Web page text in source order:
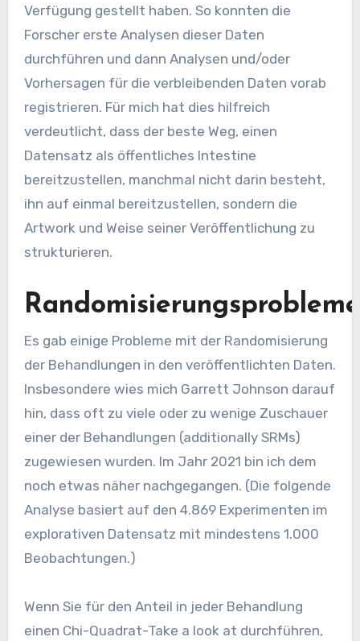
Verfügung gestellt haben. So konnten die
Forscher erste Analysen dieser Daten
durchführen und dann Analysen und/oder
Vorhersagen für die verbleibenden Daten vorab
registrieren. Für mich hat dies hilfreich
verdeutlicht, dass der beste Weg, einen
Datensatz als öffentliches Intestine
bereitzustellen, manchmal nicht darin besteht,
ihn auf einmal bereitzustellen, sondern die
Artwork und Weise seiner Veröffentlichung zu
strukturieren.
Randomisierungsprobleme
Es gab einige Probleme mit der Randomisierung
der Behandlungen in den veröffentlichten Daten.
Insbesondere wies mich Garrett Johnson darauf
hin, dass oft zu viele oder zu wenige Zuschauer
einer der Behandlungen (additionally SRMs)
zugewiesen wurden. Im Jahr 2021 bin ich dem
noch etwas näher nachgegangen. (Die folgende
Analyse basiert auf den 4.869 Experimenten im
explorativen Datensatz mit mindestens 1.000
Beobachtungen.)
Wenn Sie für den Anteil in jeder Behandlung
einen Chi-Quadrat-Take a look at durchführen,